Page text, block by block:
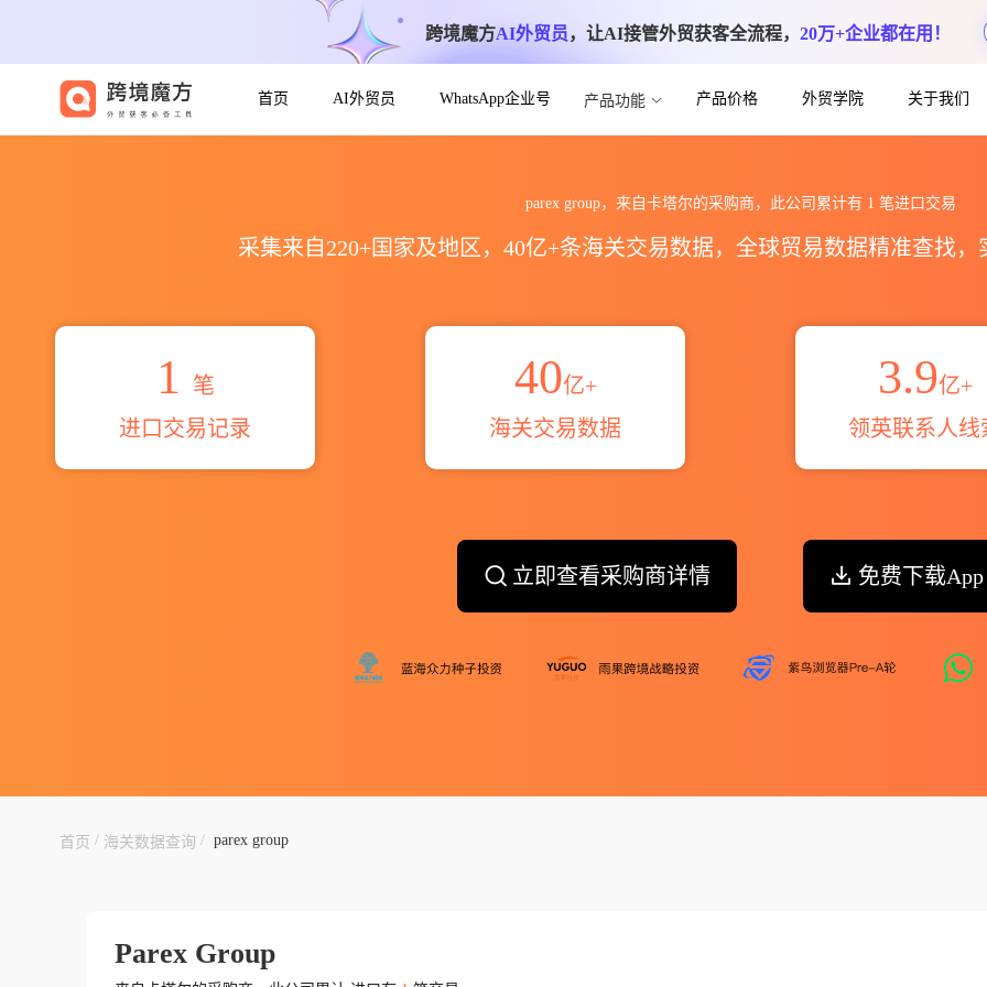
跨境魔方AI外贸员，让AI接管外贸获客全流程， 20万+企业都在用！
首页 AI外贸员 WhatsApp企业号 产品功能 产品价格 外贸学院 关于我们
parex group，来自卡塔尔的采购商，此公司累计有 1 笔进口交易
采集来自220+国家及地区，40亿+条海关交易数据，全球贸易数据精准查找
1
笔
进口交易记录
40亿+
海关交易数据
3.9亿+
领英联系人线
立即查看采购商详情 免费下载App
首页 / 海关数据查询 / parex group
Parex Group